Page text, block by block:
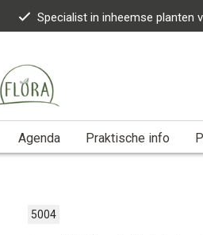
Specialist in inheemse planten
Agenda Praktische info
5004